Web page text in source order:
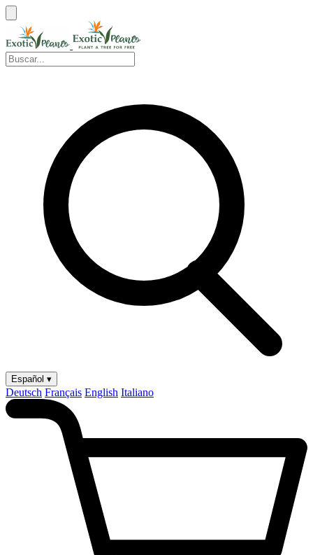
Español ▾
Deutsch Français English Italiano